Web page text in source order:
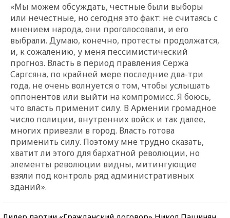
«Мы можем обсуждать, честные были выборы
или нечестные, но сегодня это факт: не считаясь с
мнением народа, они проголосовали, и его
выбрали. Думаю, конечно, протесты продолжатся,
и, к сожалению, у меня пессимистический
прогноз. Власть в период правления Сержа
Саргсяна, по крайней мере последние два-три
года, не очень волнуется о том, чтобы услышать
оппонентов или выйти на компромисс. Я боюсь,
что власть применит силу. В Армении громадное
число полиции, внутренних войск и так далее,
многих привезли в город. Власть готова
применить силу. Поэтому мне трудно сказать,
хватит ли этого для бархатной революции, но
элементы революции видны, митингующие
взяли под контроль ряд административных
зданий».